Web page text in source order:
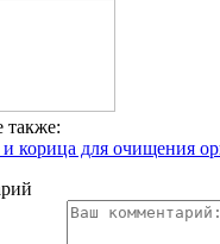
также:
корица для очищения